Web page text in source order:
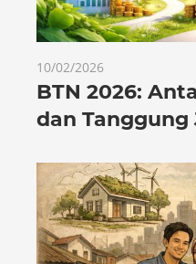
10/02/2026
BTN 2026:
dan